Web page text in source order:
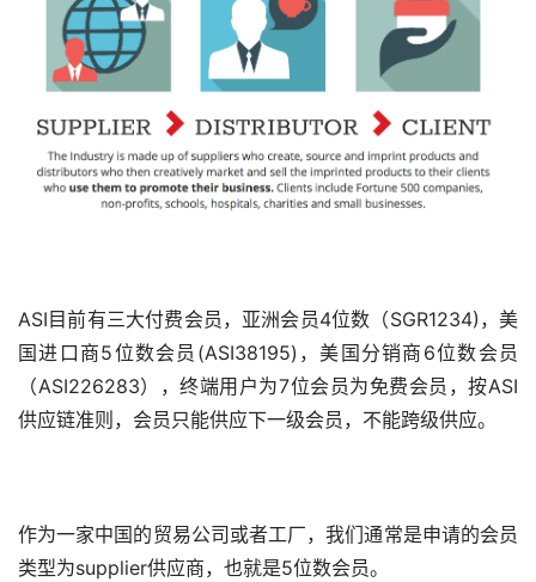
ASI目前有三大付费会员，亚洲会员4位数（SGR1234)，美
国进口商5位数会员(ASI38195)，美国分销商6位数会员
（ASI226283），终端用户为7位会员为免费会员，按ASI
供应链准则，会员只能供应下一级会员，不能跨级供应。
作为一家中国的贸易公司或者工厂，我们通常是申请的会员
类型为supplier供应商，也就是5位数会员。